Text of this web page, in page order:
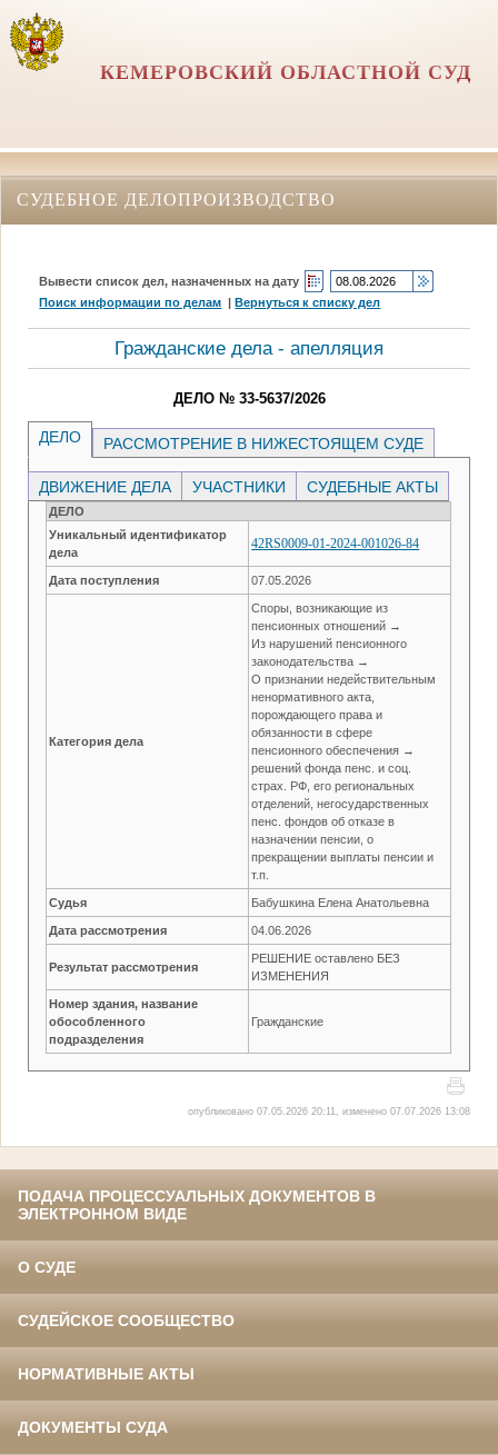
КЕМЕРОВСКИЙ ОБЛАСТНОЙ СУД
СУДЕБНОЕ ДЕЛОПРОИЗВОДСТВО
Вывести список дел, назначенных на дату
Поиск информации по делам |Вернуться к списку дел
Гражданские дела - апелляция
ДЕЛО № 33-5637/2026
ДЕЛО РАССМОТРЕНИЕ В НИЖЕСТОЯЩЕМ СУДЕ
ДВИЖЕНИЕ ДЕЛА УЧАСТНИКИ СУДЕБНЫЕ АКТЫ
ДЕЛО
Уникальный идентификатор
дела
42RS0009-01-2024-001026-84
Дата поступления 07.05.2026
Категория дела
Споры, возникающие из
пенсионных отношений →
Из нарушений пенсионного
законодательства →
О признании недействительным
ненормативного акта,
порождающего права и
обязанности в сфере
пенсионного обеспечения →
решений фонда пенс. и соц.
страх. РФ, его региональных
отделений, негосударственных
пенс. фондов об отказе в
назначении пенсии, о
прекращении выплаты пенсии и
т.п.
Судья Бабушкина Елена Анатольевна
Дата рассмотрения 04.06.2026
Результат рассмотрения
РЕШЕНИЕ оставлено БЕЗ
ИЗМЕНЕНИЯ
Номер здания, название
обособленного
подразделения
Гражданские
опубликовано 07.05.2026 20:11, изменено 07.07.2026 13:08
ПОДАЧА ПРОЦЕССУАЛЬНЫХ ДОКУМЕНТОВ В
ЭЛЕКТРОННОМ ВИДЕ
О СУДЕ
СУДЕЙСКОЕ СООБЩЕСТВО
НОРМАТИВНЫЕ АКТЫ
ДОКУМЕНТЫ СУДА